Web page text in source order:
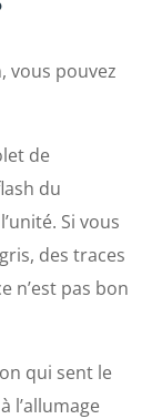
vous pouvez
de
du
Si vous
des traces
n’est pas bon
qui sent le
l’allumage